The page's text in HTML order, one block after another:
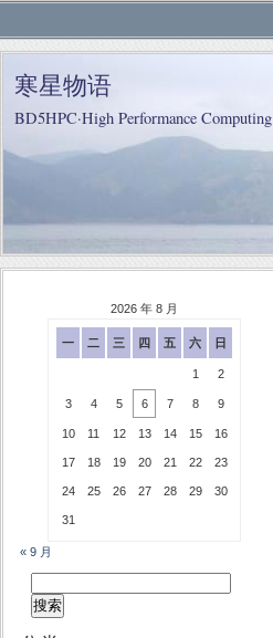
寒星物语
BD5HPC·High Performance Computing
2026 年 8 月
一 二 三 四 五 六 日
1 2
3 4 5 6 7 8 9
10 11 12 13 14 15 16
17 18 19 20 21 22 23
24 25 26 27 28 29 30
31
« 9 月
索：